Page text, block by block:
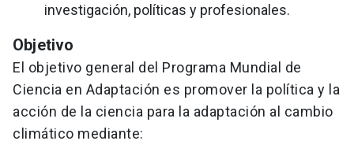
investigación, políticas y profesionales.
Objetivo
El objetivo general del Programa Mundial de
Ciencia en Adaptación es promover la política y la
acción de la ciencia para la adaptación al cambio
climático mediante: